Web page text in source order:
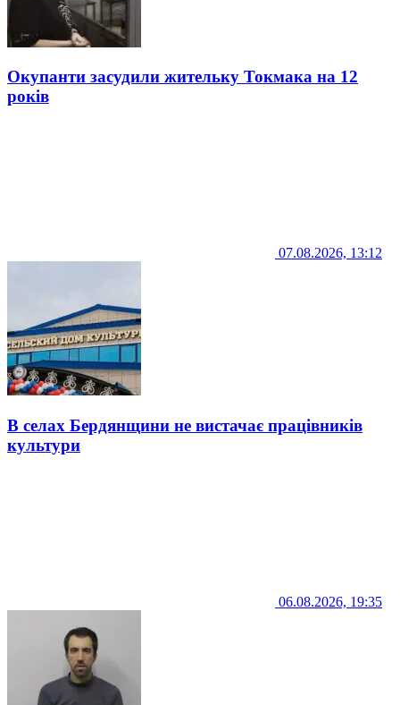
Окупанти засудили жительку Токмака на 12
років
07.08.2026, 13:12
В селах Бердянщини не вистачає працівників
культури
06.08.2026, 19:35